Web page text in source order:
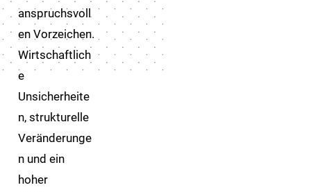
anspruchsvoll
en Vorzeichen.
Wirtschaftlich
e
Unsicherheite
n, strukturelle
Veränderunge
n und ein
hoher